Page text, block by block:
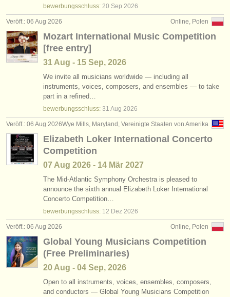
gestohlene instrumente
verzeichnisse:
orchester
musikhochschulen
jugendorchester
musicalchairs:
über musicalchairs
kontakt
rss feeds
nachrichten in der klassischen musik
verlage:
anzeige veröffentlichen
find out about ourATS
faq
degree courses: klavier (11)
degree courses: fortepiano (1)
degree courses: cembalo (7)
degree courses: piano accompaniment (3)
klavier verloren (5)
gestohlene instrumente: tasteninstrumente
bewerbungsschluss: 20 Sep 2026
Online, Polen
Veröff.: 06 Aug 2026
Mozart International Music Competition
[free entry]
31 Aug - 15 Sep, 2026
We invite all musicians worldwide — including all
instruments, voices, composers, and ensembles — to take
part in a refined…
bewerbungsschluss: 31 Aug 2026
Wye Mills, Maryland, Vereinigte Staaten von Amerika
Veröff.: 06 Aug 2026
Elizabeth Loker International Concerto
Competition
07 Aug 2026 - 14 Mär 2027
The Mid-Atlantic Symphony Orchestra is pleased to
announce the sixth annual Elizabeth Loker International
Concerto Competition…
bewerbungsschluss: 12 Dez 2026
Online, Polen
Veröff.: 06 Aug 2026
Global Young Musicians Competition
(Free Preliminaries)
20 Aug - 04 Sep, 2026
Open to all instruments, voices, ensembles, composers,
and conductors — Global Young Musicians Competition